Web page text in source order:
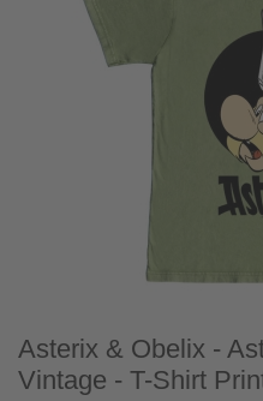
Asterix & Obelix -
Vintage - T-Shirt